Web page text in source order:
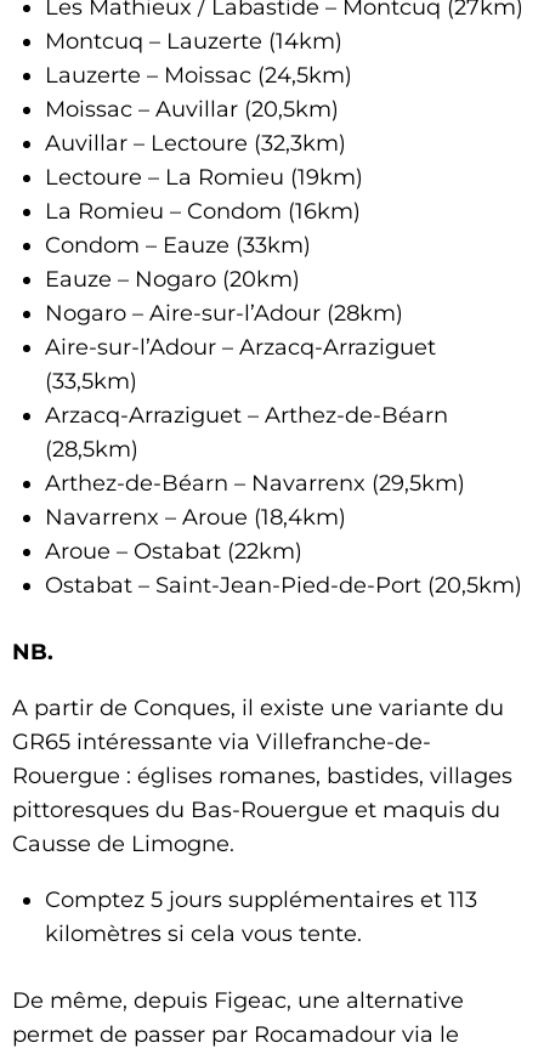
Les Mathieux / Labastide – Montcuq (27km)
Montcuq – Lauzerte (14km)
Lauzerte – Moissac (24,5km)
Moissac – Auvillar (20,5km)
Auvillar – Lectoure (32,3km)
Lectoure – La Romieu (19km)
La Romieu – Condom (16km)
Condom – Eauze (33km)
Eauze – Nogaro (20km)
Nogaro – Aire-sur-l’Adour (28km)
Aire-sur-l’Adour – Arzacq-Arraziguet
(33,5km)
Arzacq-Arraziguet – Arthez-de-Béarn
(28,5km)
Arthez-de-Béarn – Navarrenx (29,5km)
Navarrenx – Aroue (18,4km)
Aroue – Ostabat (22km)
Ostabat – Saint-Jean-Pied-de-Port (20,5km)
NB.
A partir de Conques, il existe une variante du
GR65 intéressante via Villefranche-de-
Rouergue : églises romanes, bastides, villages
pittoresques du Bas-Rouergue et maquis du
Causse de Limogne.
Comptez 5 jours supplémentaires et 113
kilomètres si cela vous tente.
De même, depuis Figeac, une alternative
permet de passer par Rocamadour via le